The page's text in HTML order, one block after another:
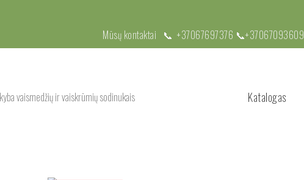
Mūsų kontaktai 📞+37067697376 📞+37067093609
Katalogas